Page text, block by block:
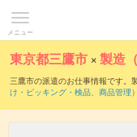
メニュー
東京都三鷹市 ×製造
三鷹市の派遣のお仕事情報です。
け・ピッキング・検品、商品管理）